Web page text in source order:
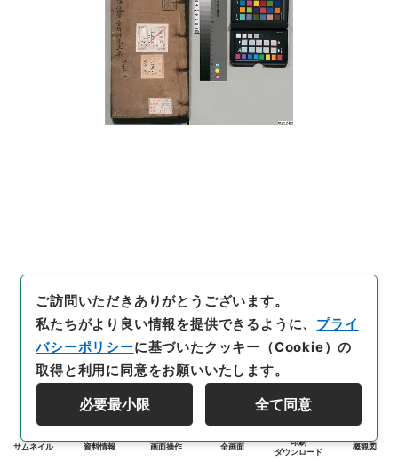
サムネイル 資料情報 画面操作 全画面
印刷
ダウンロード
概観図
ご訪問いただきありがとうございます。
私たちがより良い情報を提供できるように、 プライ
バシーポリシーに基づいたクッキー（Cookie）の
取得と利用に同意をお願いいたします。
必要最小限 全て同意